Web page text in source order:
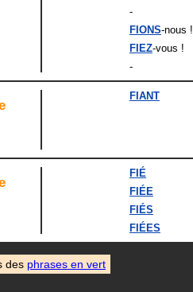
-
FIONS-nous !
FIEZ-vous !
-
FIANT
FIÉ
FIÉE
FIÉS
FIÉES
des phrases en vert